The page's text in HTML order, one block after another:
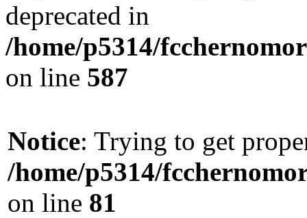
deprecated in
/home/p5314/
on line 587
Notice: Trying to get
/home/p5314/
on line 81